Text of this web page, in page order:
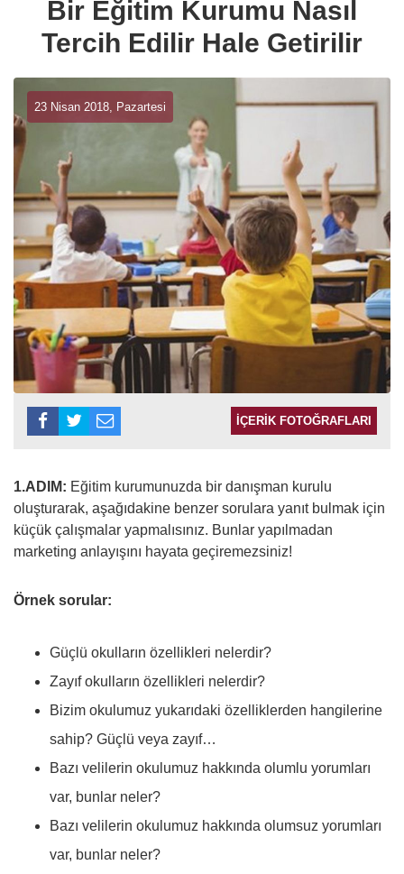
Bir Eğitim Kurumu Nasıl
Tercih Edilir Hale Getirilir
23 Nisan 2018, Pazartesi
İÇERİK FOTOĞRAFLARI
1.ADIM: Eğitim kurumunuzda bir danışman kurulu
oluşturarak, aşağıdakine benzer sorulara yanıt bulmak için
küçük çalışmalar yapmalısınız. Bunlar yapılmadan
marketing anlayışını hayata geçiremezsiniz!
Örnek sorular:
Güçlü okulların özellikleri nelerdir?
Zayıf okulların özellikleri nelerdir?
Bizim okulumuz yukarıdaki özelliklerden hangilerine
sahip? Güçlü veya zayıf…
Bazı velilerin okulumuz hakkında olumlu yorumları
var, bunlar neler?
Bazı velilerin okulumuz hakkında olumsuz yorumları
var, bunlar neler?